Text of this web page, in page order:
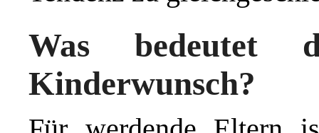
Was
Kinderwunsch?